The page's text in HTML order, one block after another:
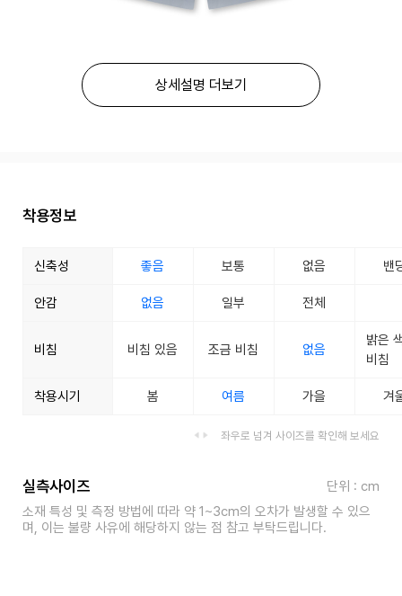
상세설명 더보기
착용정보
신축성 좋음 보통 없음 밴
안감 없음 일부 전체
비침 비침 있음 조금 비침 없음
밝은
비침
착용시기 봄 여름 가을 겨
좌우로 넘겨 사이즈를 확인해 보세요
실측사이즈
단위 : cm
소재 특성 및 측정 방법에 따라 약 1~3cm의 오차가 발생할 수 있으
며, 이는 불량 사유에 해당하지 않는 점 참고 부탁드립니다.